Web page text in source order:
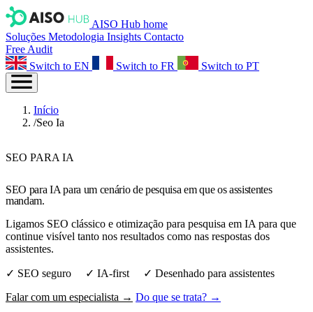
AISO Hub home
Soluções Metodologia Insights Contacto
Free Audit
Switch to EN
Switch to FR Switch to PT
Início
/Seo Ia
SEO PARA IA
SEO para IA para um cenário de pesquisa em que os assistentes
mandam.
Ligamos SEO clássico e otimização para pesquisa em IA para que
continue visível tanto nos resultados como nas respostas dos
assistentes.
✓ SEO seguro ✓ IA‑first ✓ Desenhado para assistentes
Falar com um especialista → Do que se trata? →